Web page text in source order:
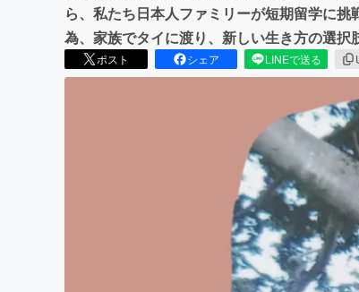
ら、私たち日本人ファミリーが短期留学に
為、家族でタイに渡り、新しい生き方の選択
ポスト シェア LINEで送る